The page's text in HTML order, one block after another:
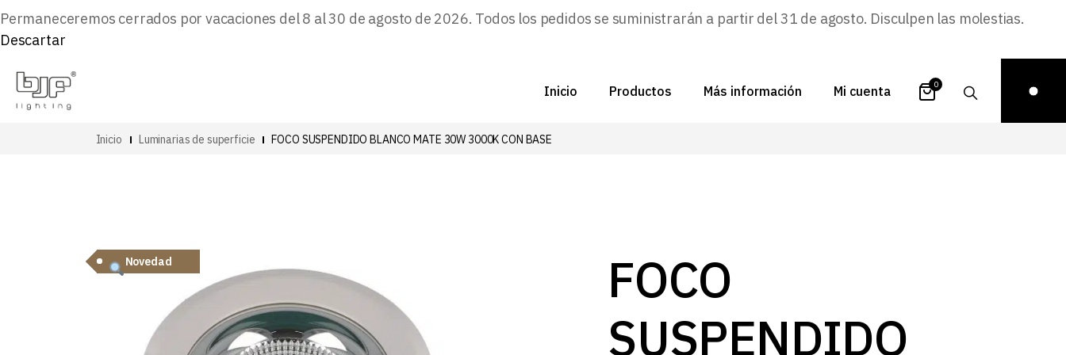
Permaneceremos cerrados por vacaciones del 8 al 30 de agosto de 2026. Todos los pedidos se suministrarán a partir del 31 de agosto. Disculpen las molestias.
Descartar
Inicio Productos Más información
FAQs
Proyectos
Zona de inspiración
Mi cuenta 0
Inicio Luminarias de superficie FOCO SUSPENDIDO BLANCO MATE 30W 3000K CON BASE
Novedad
FOCO
SUSPENDIDO